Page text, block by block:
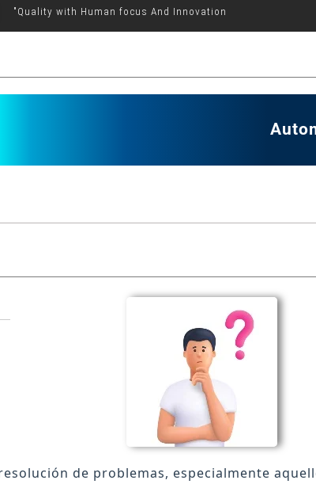
"Quality with Human focus And Innovation
de problemas, especialmente